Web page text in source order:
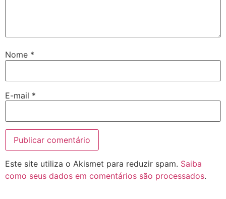
Nome *
E-mail *
Este site utiliza o Akismet para reduzir spam. Saiba
como seus dados em comentários são processados.